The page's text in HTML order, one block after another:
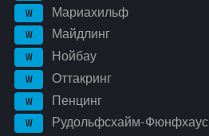
W Мариахильф
W Майдлинг
W Нойбау
W Оттакринг
W Пенцинг
W Рудольфсхайм-Фюнфхаус